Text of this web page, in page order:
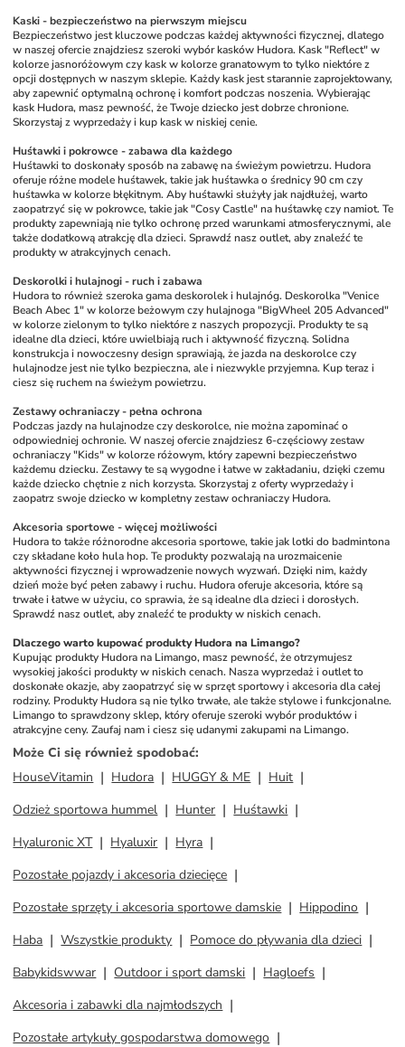
Kaski - bezpieczeństwo na pierwszym miejscu
Bezpieczeństwo jest kluczowe podczas każdej aktywności fizycznej, dlatego
w naszej ofercie znajdziesz szeroki wybór kasków Hudora. Kask "Reflect" w
kolorze jasnoróżowym czy kask w kolorze granatowym to tylko niektóre z
opcji dostępnych w naszym sklepie. Każdy kask jest starannie zaprojektowany,
aby zapewnić optymalną ochronę i komfort podczas noszenia. Wybierając
kask Hudora, masz pewność, że Twoje dziecko jest dobrze chronione.
Skorzystaj z wyprzedaży i kup kask w niskiej cenie.
Huśtawki i pokrowce - zabawa dla każdego
Huśtawki to doskonały sposób na zabawę na świeżym powietrzu. Hudora
oferuje różne modele huśtawek, takie jak huśtawka o średnicy 90 cm czy
huśtawka w kolorze błękitnym. Aby huśtawki służyły jak najdłużej, warto
zaopatrzyć się w pokrowce, takie jak "Cosy Castle" na huśtawkę czy namiot. Te
produkty zapewniają nie tylko ochronę przed warunkami atmosferycznymi, ale
także dodatkową atrakcję dla dzieci. Sprawdź nasz outlet, aby znaleźć te
produkty w atrakcyjnych cenach.
Deskorolki i hulajnogi - ruch i zabawa
Hudora to również szeroka gama deskorolek i hulajnóg. Deskorolka "Venice
Beach Abec 1" w kolorze beżowym czy hulajnoga "BigWheel 205 Advanced"
w kolorze zielonym to tylko niektóre z naszych propozycji. Produkty te są
idealne dla dzieci, które uwielbiają ruch i aktywność fizyczną. Solidna
konstrukcja i nowoczesny design sprawiają, że jazda na deskorolce czy
hulajnodze jest nie tylko bezpieczna, ale i niezwykle przyjemna. Kup teraz i
ciesz się ruchem na świeżym powietrzu.
Zestawy ochraniaczy - pełna ochrona
Podczas jazdy na hulajnodze czy deskorolce, nie można zapominać o
odpowiedniej ochronie. W naszej ofercie znajdziesz 6-częściowy zestaw
ochraniaczy "Kids" w kolorze różowym, który zapewni bezpieczeństwo
każdemu dziecku. Zestawy te są wygodne i łatwe w zakładaniu, dzięki czemu
każde dziecko chętnie z nich korzysta. Skorzystaj z oferty wyprzedaży i
zaopatrz swoje dziecko w kompletny zestaw ochraniaczy Hudora.
Akcesoria sportowe - więcej możliwości
Hudora to także różnorodne akcesoria sportowe, takie jak lotki do badmintona
czy składane koło hula hop. Te produkty pozwalają na urozmaicenie
aktywności fizycznej i wprowadzenie nowych wyzwań. Dzięki nim, każdy
dzień może być pełen zabawy i ruchu. Hudora oferuje akcesoria, które są
trwałe i łatwe w użyciu, co sprawia, że są idealne dla dzieci i dorosłych.
Sprawdź nasz outlet, aby znaleźć te produkty w niskich cenach.
Dlaczego warto kupować produkty Hudora na Limango?
Kupując produkty Hudora na Limango, masz pewność, że otrzymujesz
wysokiej jakości produkty w niskich cenach. Nasza wyprzedaż i outlet to
doskonałe okazje, aby zaopatrzyć się w sprzęt sportowy i akcesoria dla całej
rodziny. Produkty Hudora są nie tylko trwałe, ale także stylowe i funkcjonalne.
Limango to sprawdzony sklep, który oferuje szeroki wybór produktów i
atrakcyjne ceny. Zaufaj nam i ciesz się udanymi zakupami na Limango.
Może Ci się również spodobać:
HouseVitamin
Hudora HUGGY & ME
Huit
Odzież sportowa hummel
Hunter
Huśtawki
Hyaluronic XT
Hyaluxir
Hyra
Pozostałe pojazdy i akcesoria dziecięce
Pozostałe sprzęty i akcesoria sportowe damskie
Hippodino
Haba
Wszystkie produkty
Pomoce do pływania dla dzieci
Babykidswwar
Outdoor i sport damski
Hagloefs
Akcesoria i zabawki dla najmłodszych
Pozostałe artykuły gospodarstwa domowego